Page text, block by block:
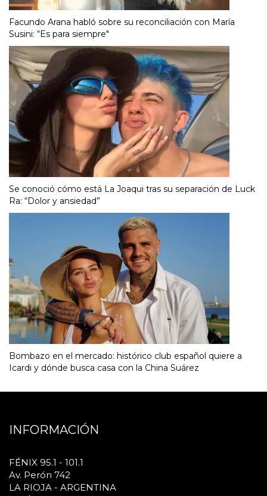
Facundo Arana habló sobre su reconciliación con María
Susini: “Es para siempre"
Se conoció cómo está La Joaqui tras su separación de Luck
Ra: “Dolor y ansiedad”
Bombazo en el mercado: histórico club español quiere a
Icardi y dónde busca casa con la China Suárez
INFORMACIÓN
FÉNIX 95.1 - 101.1
Av. Perón 742
LA RIOJA - ARGENTINA